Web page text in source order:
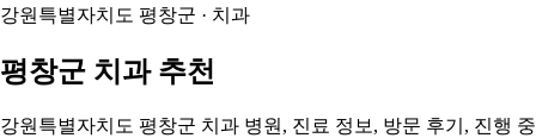
강원특별자치도 평창군 · 치과
평창군 치과 추천
강원특별자치도 평창군 치과 병원, 진료 정보, 방문 후기, 진행 중